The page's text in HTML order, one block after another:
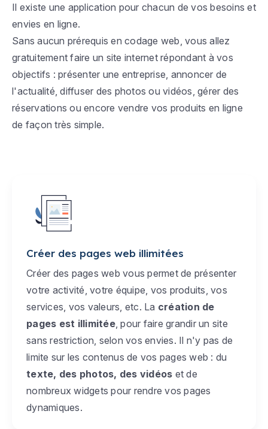
Il existe une application pour chacun de vos besoins et
envies en ligne.
Sans aucun prérequis en codage web, vous allez
gratuitement faire un site internet répondant à vos
objectifs : présenter une entreprise, annoncer de
l'actualité, diffuser des photos ou vidéos, gérer des
réservations ou encore vendre vos produits en ligne
de façon très simple.
Créer des pages web illimitées
Créer des pages web vous permet de présenter
votre activité, votre équipe, vos produits, vos
services, vos valeurs, etc. La création de
pages est illimitée, pour faire grandir un site
sans restriction, selon vos envies. Il n'y pas de
limite sur les contenus de vos pages web : du
texte, des photos, des vidéos et de
nombreux widgets pour rendre vos pages
dynamiques.